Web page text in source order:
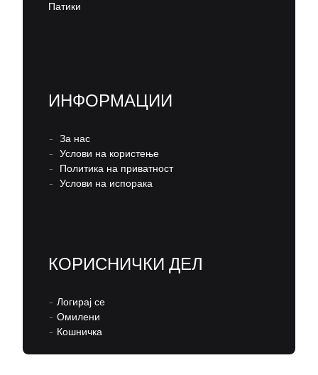
Патики
ИНФОРМАЦИИ
– За нас
– Услови на користење
– Политика на приватност
– Услови на испорака
КОРИСНИЧКИ ДЕЛ
– Логирај се
– Омилени
– Кошничка